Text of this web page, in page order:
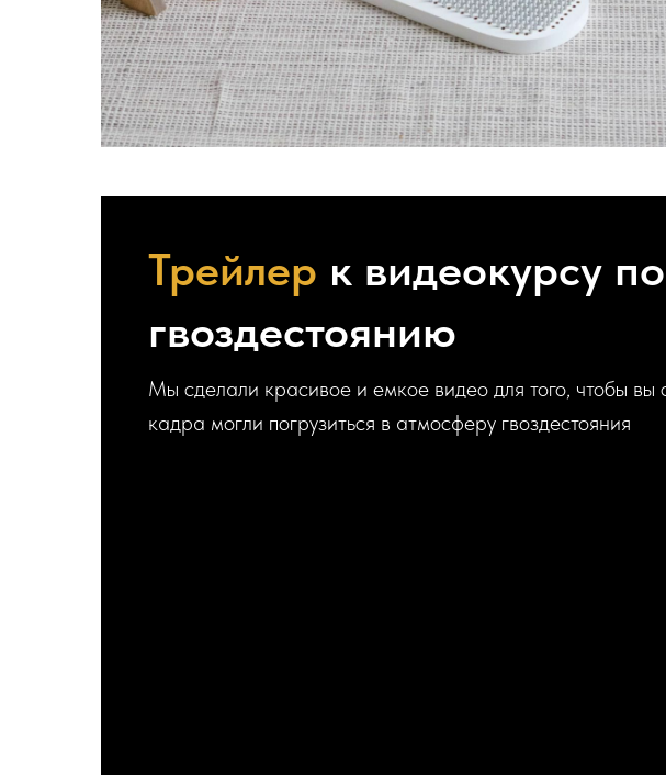
Трейлер к видеокурсу по
гвоздестоянию
Мы сделали красивое и емкое видео для того, чтобы вы
кадра могли погрузиться в атмосферу гвоздестояния